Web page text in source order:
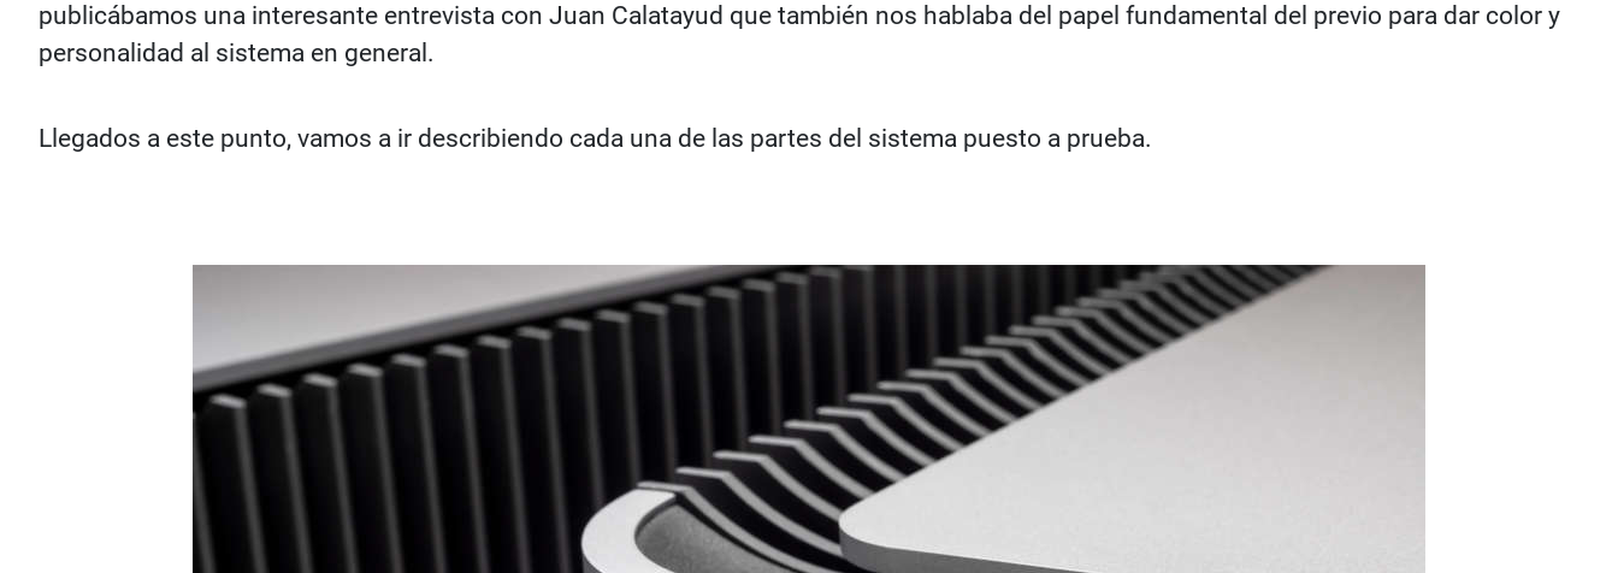
publicábamos una interesante entrevista con Juan Calatayud que también nos hablaba del papel fundamental del previo para dar color y
personalidad al sistema en general.
Llegados a este punto, vamos a ir describiendo cada una de las partes del sistema puesto a prueba.